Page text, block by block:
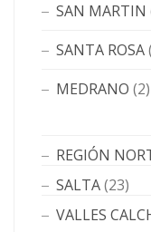
SAN MARTIN
SANTA ROSA
MEDRANO (2)
REGIÓN
SALTA(23)
VALLES